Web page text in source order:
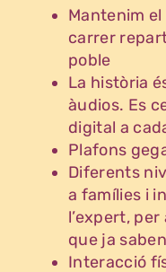
Mantenim el
carrer
poble
La història
àudios. Es
digital a
Plafons
Diferents
a famílies i
l’expert,
que ja
Interacció